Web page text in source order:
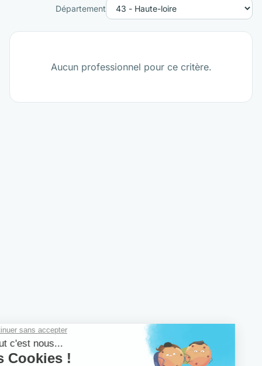
Département
Aucun professionnel pour ce critère.